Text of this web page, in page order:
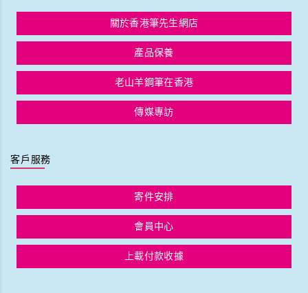
關於香港筆先生網店
產品保養
老山羊鋼筆在香港
傳媒專訪
客戶服務
寄件安排
會員中心
上載付款收據